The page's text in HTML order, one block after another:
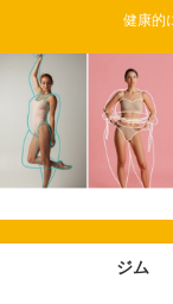
健康的
ジム